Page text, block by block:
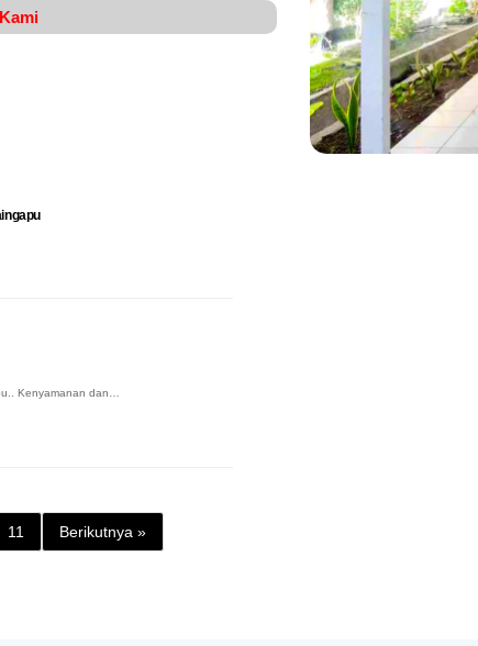
Kenyamanan dan…
11 Berikutnya »